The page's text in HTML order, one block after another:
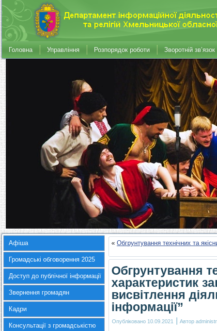
Головна Управління Розпорядок роботи Зворотній зв’язок
Афіша
Громадські обговорення 2025
Доступ до публічної інформації
Звернення громадян
Кадри
Консультації з громадськістю
« Обгрунтування технічних та
Обгрунтування
характеристик
висвітлення
інформації”
Опубліковано 10.09.2021 | Автор